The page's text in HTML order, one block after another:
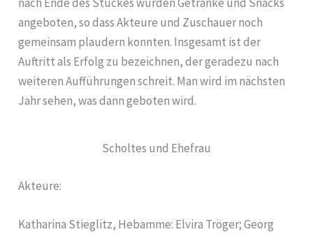
angeboten, so dass Akteure und Zuschauer noch
gemeinsam plaudern konnten. Insgesamt ist der
Auftritt als Erfolg zu bezeichnen, der geradezu nach
weiteren Aufführungen schreit. Man wird im nächsten
Jahr sehen, was dann geboten wird.
Scholtes und Ehefrau
Akteure:
Katharina Stieglitz, Hebamme: Elvira Tröger; Georg